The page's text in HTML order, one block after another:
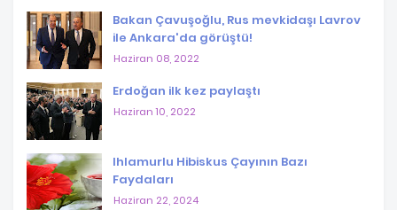
Bakan Çavuşoğlu, Rus mevkidaşı Lavrov
ile Ankara'da görüştü!
Haziran 08, 2022
Erdoğan ilk kez paylaştı
Haziran 10, 2022
Ihlamurlu Hibiskus Çayının Bazı
Faydaları
Haziran 22, 2024